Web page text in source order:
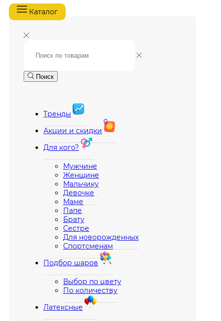
Каталог
Поиск
Тренды
Акции и скидки
Для кого?
Мужчине
Женщине
Мальчику
Девочке
Маме
Папе
Брату
Сестре
Для новорожденных
Спортсменам
Подбор шаров
Выбор по цвету
По количеству
Латексные